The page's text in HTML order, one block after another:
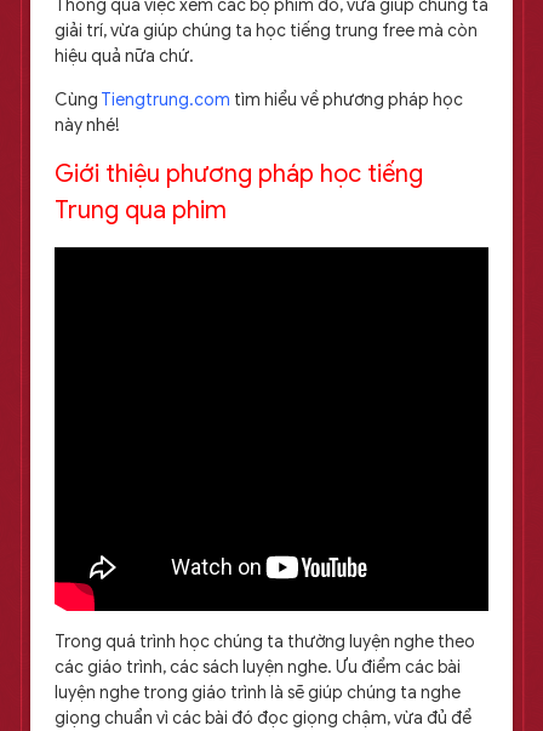
Thông qua việc xem các bộ phim đó, vừa giúp chúng ta
giải trí, vừa giúp chúng ta học tiếng trung free mà còn
hiệu quả nữa chứ.
Cùng Tiengtrung.com tìm hiểu về phương pháp học
này nhé!
Giới thiệu phương pháp học tiếng
Trung qua phim
Trong quá trình học chúng ta thường luyện nghe theo
các giáo trình, các sách luyện nghe. Ưu điểm các bài
luyện nghe trong giáo trình là sẽ giúp chúng ta nghe
giọng chuẩn vì các bài đó đọc giọng chậm, vừa đủ để